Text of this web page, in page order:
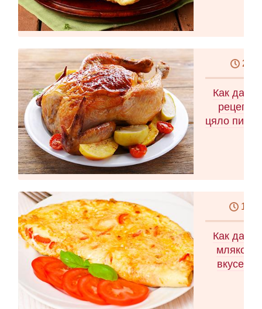
2
Как да
рецепта
цяло пиле,
10
Как да
мляко
вкусен